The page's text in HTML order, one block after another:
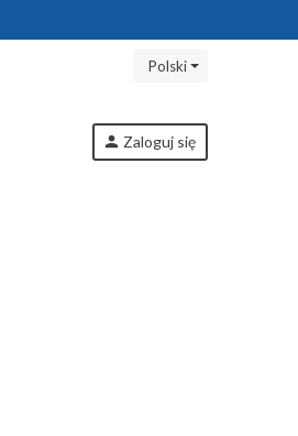
Polski
person Zaloguj się